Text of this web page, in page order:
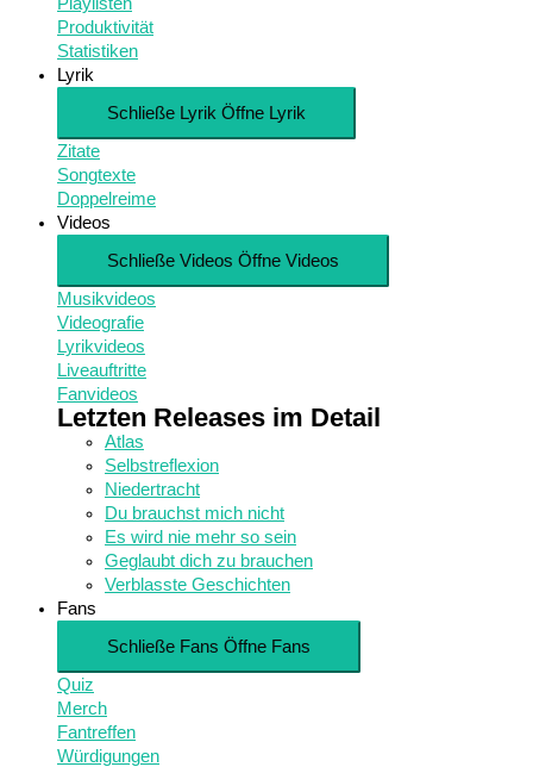
Produktivität
Statistiken
Lyrik
Schließe Lyrik Öffne Lyrik
Zitate
Songtexte
Doppelreime
Videos
Schließe Videos Öffne Videos
Musikvideos
Videografie
Lyrikvideos
Liveauftritte
Fanvideos
Letzten Releases im Detail
Atlas
Selbstreflexion
Niedertracht
Du brauchst mich nicht
Es wird nie mehr so sein
Geglaubt dich zu brauchen
Verblasste Geschichten
Fans
Schließe Fans Öffne Fans
Quiz
Merch
Fantreffen
Würdigungen